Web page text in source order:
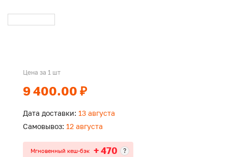
Цена за 1 шт
9 400.00 ₽
Дата доставки: 13 августа
Самовывоз: 12 августа
Мгновенный кеш-бэк + 470 ?